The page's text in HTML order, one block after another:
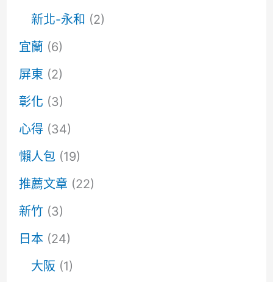
新北-永和 (2)
宜蘭 (6)
屏東 (2)
彰化 (3)
心得 (34)
懶人包 (19)
推薦文章 (22)
新竹(3)
日本 (24)
大阪 (1)